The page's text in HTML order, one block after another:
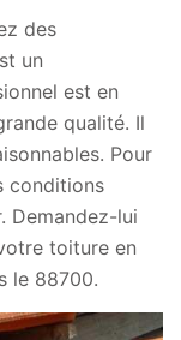
des
un
est en
qualité. Il
Pour
conditions
Demandez-lui
toiture en
le 88700.